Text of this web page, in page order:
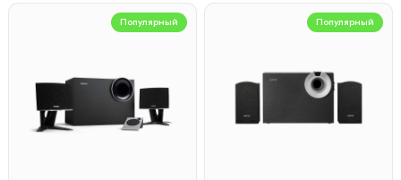
Популярный Популярный